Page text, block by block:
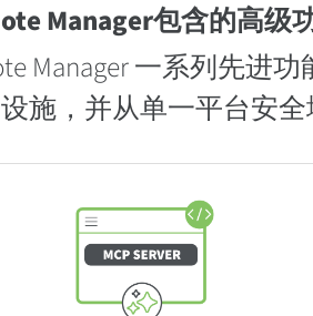
Manager包含的高级
Manager 一系列先进
施，并从单一平台安全